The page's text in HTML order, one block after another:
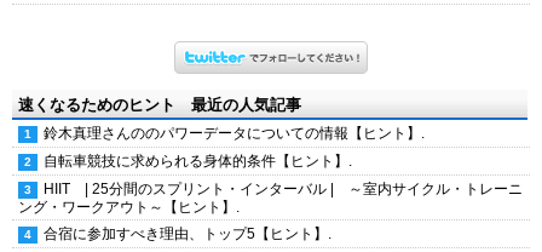
速くなるためのヒント 最近の人気記事
鈴木真理さんののパワーデータについての情報【ヒント】.
自転車競技に求められる身体的条件【ヒント】.
HIIT | 25分間のスプリント・インターバル | ～室内サイクル・トレーニ
ング・ワークアウト～【ヒント】.
合宿に参加すべき理由、トップ5【ヒント】.